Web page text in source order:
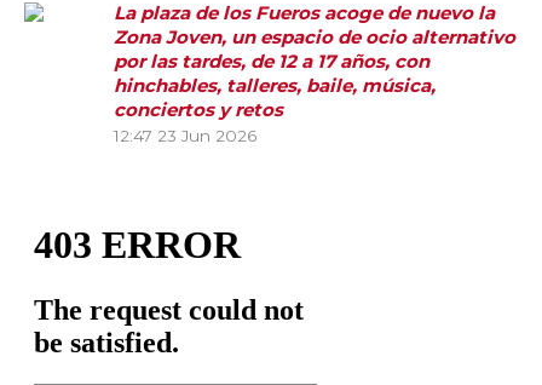
La plaza de los Fueros acoge de nuevo la
Zona Joven, un espacio de ocio alternativo
por las tardes, de 12 a 17 años, con
hinchables, talleres, baile, música,
conciertos y retos
12:47 23 Jun 2026